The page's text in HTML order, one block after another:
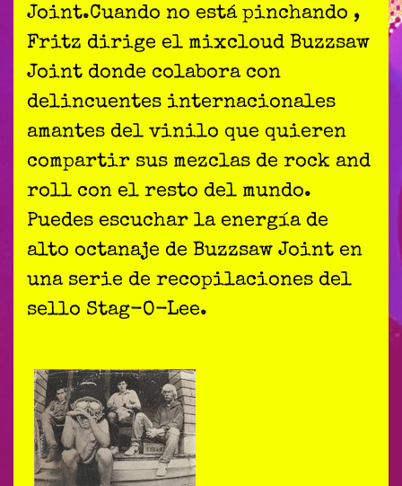
Joint.Cuando no está pinchando ,
Fritz dirige el mixcloud Buzzsaw
Joint donde colabora con
delincuentes internacionales
amantes del vinilo que quieren
compartir sus mezclas de rock and
roll con el resto del mundo.
Puedes escuchar la energía de
alto octanaje de Buzzsaw Joint en
una serie de recopilaciones del
sello Stag-O-Lee.